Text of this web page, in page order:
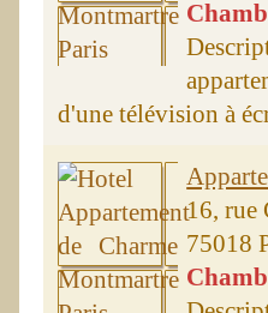
d'une télévision à
16, rue
75018